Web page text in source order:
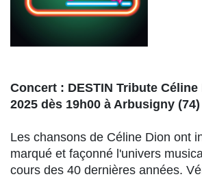
Concert : DESTIN Tribute Céline
2025 dès 19h00 à Arbusigny (74)
Les chansons de Céline Dion ont
marqué et façonné l'univers
cours des 40 dernières années.